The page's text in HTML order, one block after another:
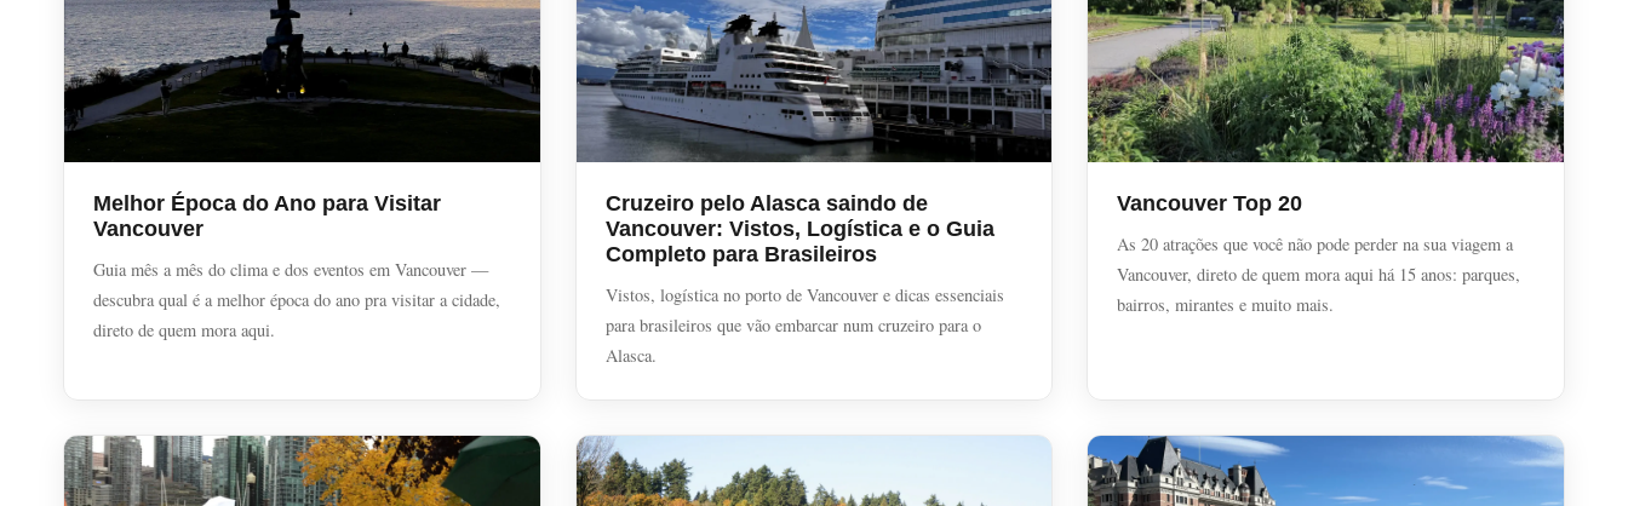
Melhor Época do Ano para Visitar
Vancouver
Guia mês a mês do clima e dos eventos em Vancouver —
descubra qual é a melhor época do ano pra visitar a cidade,
direto de quem mora aqui.
Cruzeiro pelo Alasca saindo de
Vancouver: Vistos, Logística e o Guia
Completo para Brasileiros
Vistos, logística no porto de Vancouver e dicas essenciais
para brasileiros que vão embarcar num cruzeiro para o
Alasca.
Vancouver Top 20
As 20 atrações que você não pode perder na sua viagem a
Vancouver, direto de quem mora aqui há 15 anos: parques,
bairros, mirantes e muito mais.